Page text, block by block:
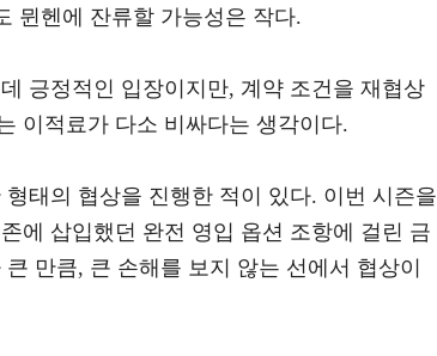
뮌헨에 잔류할 가능성은 작다.
긍정적인 입장이지만, 계약 조건을 재협상
이적료가 다소 비싸다는 생각이다.
태의 협상을 진행한 적이 있다. 이번 시즌을
에 삽입했던 완전 영입 옵션 조항에 걸린 금
만큼, 큰 손해를 보지 않는 선에서 협상이